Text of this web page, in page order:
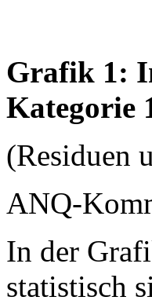
Grafik 1:
Kategorie
(Residuen
ANQ-
In der
statistisch